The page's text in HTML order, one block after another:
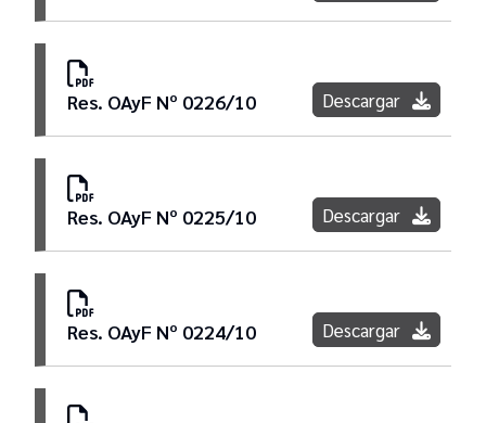
Res. OAyF Nº 0226/10 Descargar
Res. OAyF Nº 0225/10 Descargar
Res. OAyF Nº 0224/10 Descargar